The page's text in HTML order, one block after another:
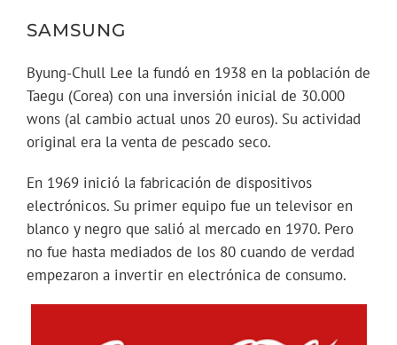
SAMSUNG
Byung-Chull Lee la fundó en 1938 en la población de
Taegu (Corea) con una inversión inicial de 30.000
wons (al cambio actual unos 20 euros). Su actividad
original era la venta de pescado seco.
En 1969 inició la fabricación de dispositivos
electrónicos. Su primer equipo fue un televisor en
blanco y negro que salió al mercado en 1970. Pero
no fue hasta mediados de los 80 cuando de verdad
empezaron a invertir en electrónica de consumo.